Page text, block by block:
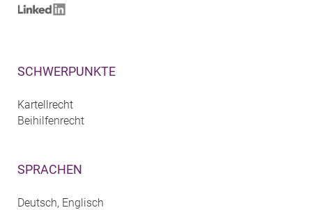
SCHWERPUNKTE
Kartellrecht
Beihilfenrecht
SPRACHEN
Deutsch, Englisch